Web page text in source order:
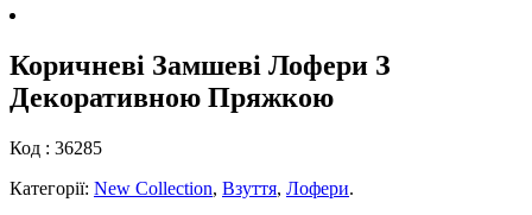
Коричневі Замшеві Лофери З
Декоративною Пряжкою
Код : 36285
Категорії: New Collection, Взуття, Лофери.